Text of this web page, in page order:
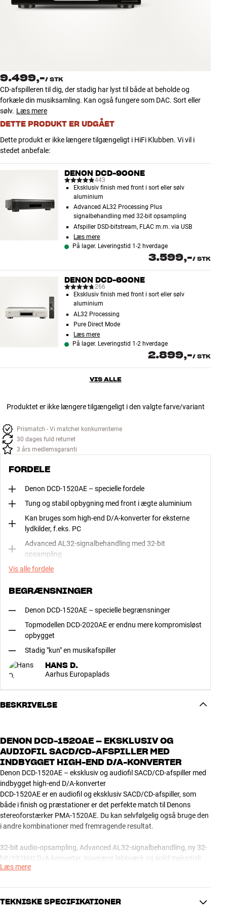
Tilbehør
NYHEDER
TILBUD
Find Butik
Kundeservice
9.499,-/ STK
CD-afspilleren til dig, der stadig har lyst til både at beholde og
forkæle din musiksamling. Kan også fungere som DAC. Sort eller
sølv. Læs mere
DETTE PRODUKT ER UDGÅET
Dette produkt er ikke længere tilgængeligt i HiFi Klubben. Vi vil i
stedet anbefale:
DENON DCD-900NE
443
Eksklusiv finish med front i sort eller sølv
aluminium
Advanced AL32 Processing Plus
signalbehandling med 32-bit opsampling
Afspiller DSD-bitstream, FLAC m.m. via USB
Læs mere
På lager. Leveringstid 1-2 hverdage
3.599,-/ STK
DENON DCD-600NE
266
Eksklusiv finish med front i sort eller sølv
aluminium
AL32 Processing
Pure Direct Mode
Læs mere
På lager. Leveringstid 1-2 hverdage
2.899,-/ STK
VIS ALLE
Produktet er ikke længere tilgængeligt i den valgte farve/variant
Prismatch - Vi matcher konkurrenterne
30 dages fuld returret
3 års medlemsgaranti
FORDELE
Denon DCD-1520AE – specielle fordele
Tung og stabil opbygning med front i ægte aluminium
Kan bruges som high-end D/A-konverter for eksterne
lydkilder, f.eks. PC
Advanced AL32-signalbehandling med 32-bit
opsampling
Vis alle fordele
BEGRÆNSNINGER
Denon DCD-1520AE – specielle begrænsninger
Topmodellen DCD-2020AE er endnu mere kompromisløst
opbygget
Stadig "kun" en musikafspiller
HANS D.
Aarhus Europaplads
BESKRIVELSE
DENON DCD-1520AE – EKSKLUSIV OG
AUDIOFIL SACD/CD-AFSPILLER MED
INDBYGGET HIGH-END D/A-KONVERTER
Denon DCD-1520AE – eksklusiv og audiofil SACD/CD-afspiller med
indbygget high-end D/A-konverter
DCD-1520AE er en audiofil og eksklusiv SACD/CD-afspiller, som
både i finish og præstationer er det perfekte match til Denons
stereoforstærker PMA-1520AE. Du kan selvfølgelig også bruge den
i andre kombinationer med fremragende resultat.
32-bit audio-opsampling, Advanced AL32-signalbehandling, ny 32-
bit/192kHz D/A-konverter, suverænt løbeværk og solid mekanisk
konstruktion sikrer dig enestående lydkvalitet til både SACD og CD.
High-end D/A-konverter til alle dine digitale lydkilder
Læs mere
TEKNISKE SPECIFIKATIONER